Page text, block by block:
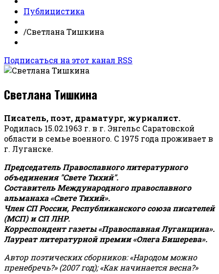
Публицистика
/Светлана Тишкина
Подписаться на этот канал RSS
Светлана Тишкина
Писатель, поэт, драматург, журналист.
Родилась 15.02.1963 г. в г. Энгельс Саратовской
области в семье военного. С 1975 года проживает в
г. Луганске.
Председатель Православного литературного
объединения "Свете Тихий".
Составитель Международного православного
альманаха «Свете Тихий».
Член СП России, Республиканского союза писателей
(МСП) и СП ЛНР.
Корреспондент газеты «Православная Луганщина».
Лауреат литературной премии «Олега Бишерева».
Автор поэтических сборников: «Народом можно
пренебречь?» (2007 год); «Как начинается весна?»